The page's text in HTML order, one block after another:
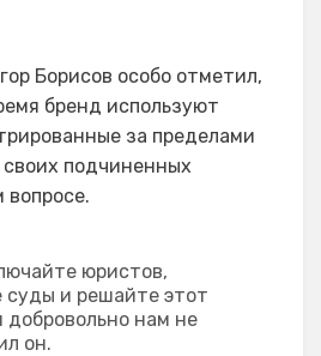
Борисов особо отметил,
бренд используют
за пределами
своих подчиненных
вопросе.
юристов,
и решайте этот
добровольно нам не
он.